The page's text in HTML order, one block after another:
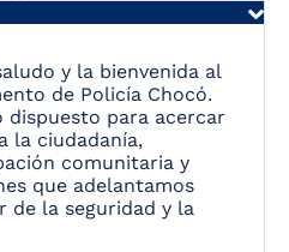
y la bienvenida al
de Policía Chocó.
dispuesto para acercar
la ciudadanía,
comunitaria y
que adelantamos
de la seguridad y la